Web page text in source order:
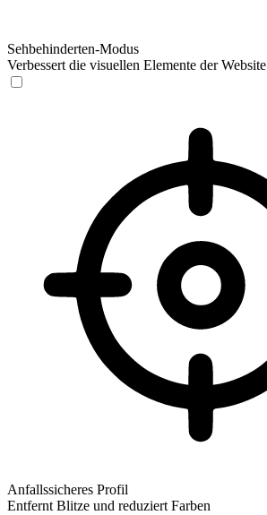
Sehbehinderten-Modus
Verbessert die visuellen Elemente der Website
Anfallssicheres Profil
Entfernt Blitze und reduziert Farben